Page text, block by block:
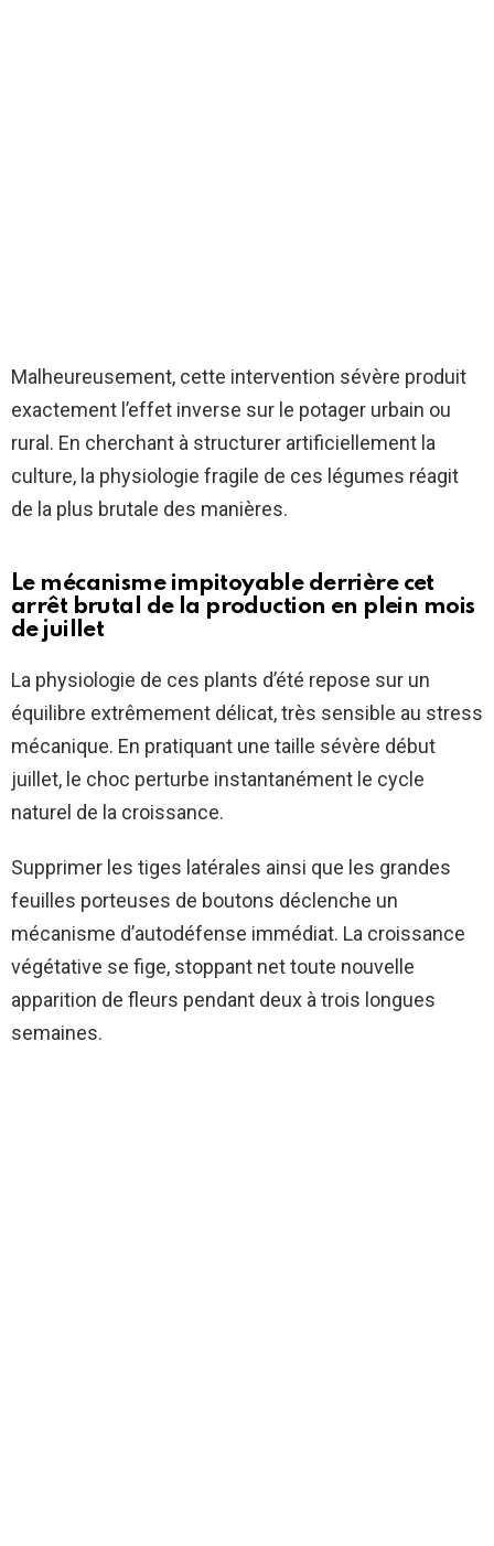
Malheureusement, cette intervention sévère produit
exactement l’effet inverse sur le potager urbain ou
rural. En cherchant à structurer artificiellement la
culture, la physiologie fragile de ces légumes réagit
de la plus brutale des manières.
Le mécanisme impitoyable derrière cet
arrêt brutal de la production en plein mois
de juillet
La physiologie de ces plants d’été repose sur un
équilibre extrêmement délicat, très sensible au stress
mécanique. En pratiquant une taille sévère début
juillet, le choc perturbe instantanément le cycle
naturel de la croissance.
Supprimer les tiges latérales ainsi que les grandes
feuilles porteuses de boutons déclenche un
mécanisme d’autodéfense immédiat. La croissance
végétative se fige, stoppant net toute nouvelle
apparition de fleurs pendant deux à trois longues
semaines.